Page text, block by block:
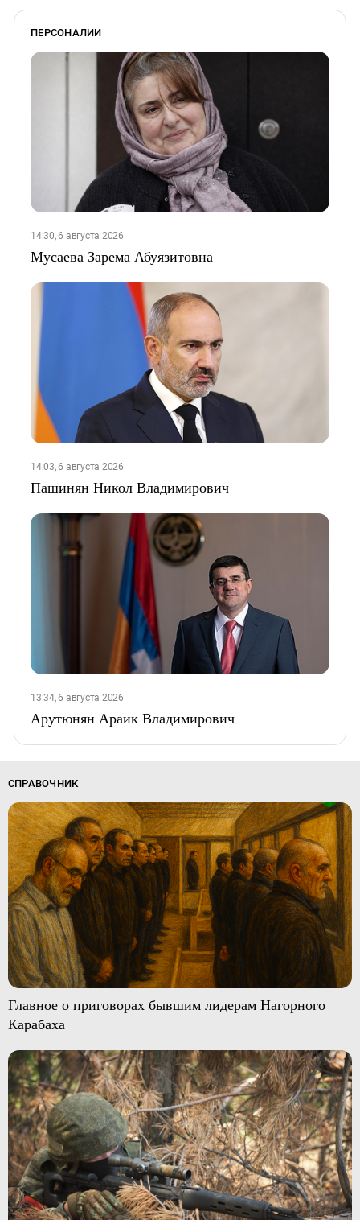
ПЕРСОНАЛИИ
14:30, 6 августа 2026
Мусаева Зарема Абуязитовна
14:03, 6 августа 2026
Пашинян Никол Владимирович
13:34, 6 августа 2026
Арутюнян Араик Владимирович
СПРАВОЧНИК
Главное о приговорах бывшим лидерам Нагорного
Карабаха